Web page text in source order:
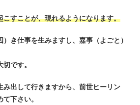
こすことが、現れるようになります。
き仕事を生みますし、嘉事（よごと）
切です。
み出して行きますから、前世ヒーリン
下さい。